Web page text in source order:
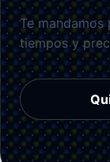
Te mandamos
tiempos y